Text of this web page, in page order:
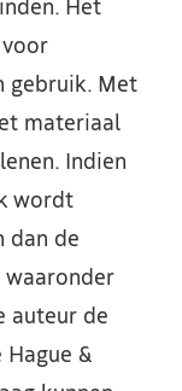
Het
gebruik. Met
materiaal
Indien
wordt
dan de
waaronder
auteur de
&